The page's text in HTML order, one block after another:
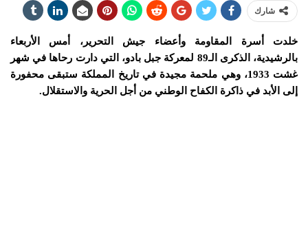
شارك
خلدت أسرة المقاومة وأعضاء جيش التحرير، أمس الأربعاء
بالرشيدية، الذكرى الـ89 لمعركة جبل بادو، التي دارت رحاها في شهر
غشت 1933، وهي ملحمة مجيدة في تاريخ المملكة ستبقى محفورة
إلى الأبد في ذاكرة الكفاح الوطني من أجل الحرية والاستقلال.